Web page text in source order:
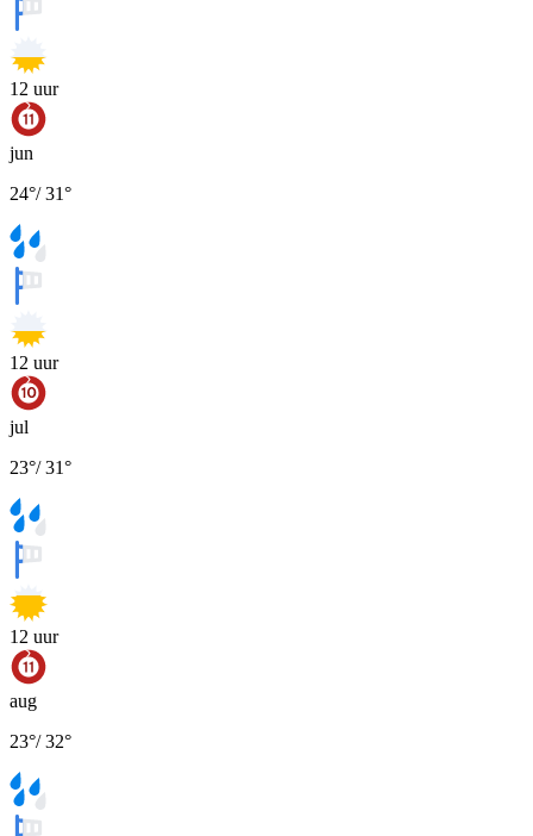
12 uur
jun
24°/31°
12 uur
jul
23°/31°
12 uur
aug
23°/32°